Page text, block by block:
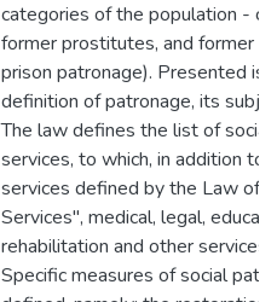
categories of the population -
former prostitutes, and former
prison patronage). Presented is
definition of patronage, its
The law defines the list of
services, to which, in addition to
services defined by the Law of
Services", medical, legal,
rehabilitation and other services
Specific measures of social